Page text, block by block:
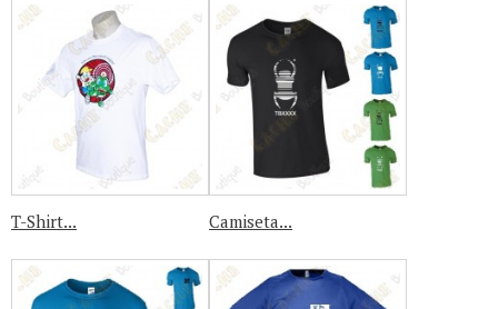
T-Shirt... Camiseta...